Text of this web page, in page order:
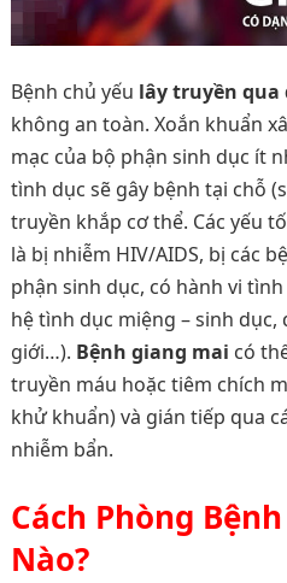
Bệnh chủ yếu lây truyền qua
không an toàn. Xoắn khuẩn
mạc của bộ phận sinh dục ít
tình dục sẽ gây bệnh tại chỗ
truyền khắp cơ thể. Các yếu
là bị nhiễm HIV/AIDS, bị các
phận sinh dục, có hành vi
hệ tình dục miệng – sinh
giới…). Bệnh giang mai có
truyền máu hoặc tiêm chích
khử khuẩn) và gián tiếp qua
nhiễm bẩn.
Cách Phòng
Nào?